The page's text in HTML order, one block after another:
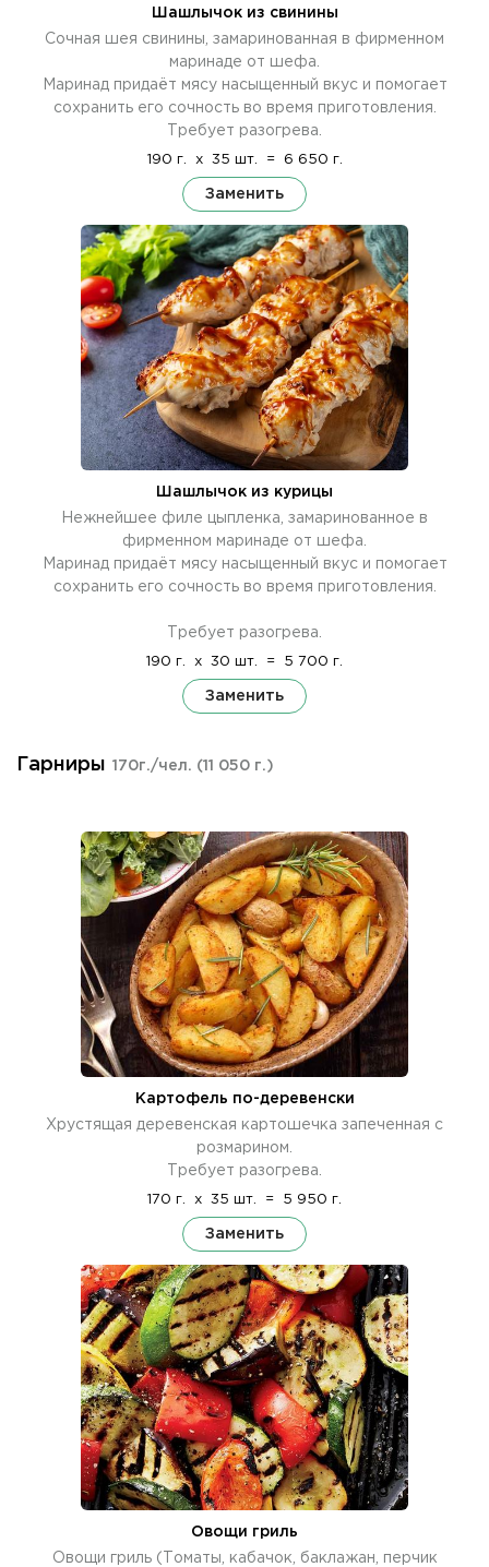
Шашлычок из свинины
Сочная шея свинины, замаринованная в фирменном
маринаде от шефа.
Маринад придаёт мясу насыщенный вкус и помогает
сохранить его сочность во время приготовления.
Требует разогрева.
190 г. x 35 шт. = 6 650 г.
Заменить
Шашлычок из курицы
Нежнейшее филе цыпленка, замаринованное в
фирменном маринаде от шефа.
Маринад придаёт мясу насыщенный вкус и помогает
сохранить его сочность во время приготовления.
Требует разогрева.
190 г. x 30 шт. = 5 700 г.
Заменить
Гарниры 170г./чел. (11 050 г.)
Картофель по-деревенски
Хрустящая деревенская картошечка запеченная с
розмарином.
Требует разогрева.
170 г. x 35 шт. = 5 950 г.
Заменить
Овощи гриль
Овощи гриль (Томаты, кабачок, баклажан, перчик